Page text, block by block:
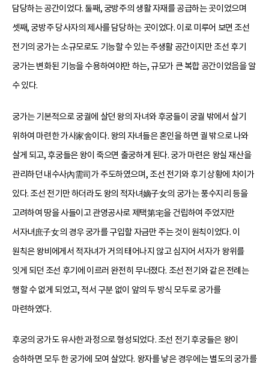
담당하는 공간이었다. 둘째, 궁방주의 생활 자재를 공급하는 곳이었으며
셋째, 궁방주 당사자의 제사를 담당하는 곳이었다. 이로 미루어 보면 조선
전기의 궁가는 소규모로도 기능할 수 있는 주생활 공간이지만 조선 후기
궁가는 변화된 기능을 수용하여야만 하는, 규모가 큰 복합 공간이었음을 알
수 있다.
궁가는 기본적으로 궁궐에 살던 왕의 자녀와 후궁들이 궁궐 밖에서 살기
위하여 마련한 가사家舍이다. 왕의 자녀들은 혼인을 하면 궐 밖으로 나와
살게 되고, 후궁들은 왕이 죽으면 출궁하게 된다. 궁가 마련은 왕실 재산을
관리하던 내수사內需司가 주도하였으며, 조선 전기와 후기 상황에 차이가
있다. 조선 전기만 하더라도 왕의 적자녀嫡子女의 궁가는 풍수지리 등을
고려하여 땅을 사들이고 관영공사로 제택第宅을 건립하여 주었지만
서자녀庶子女의 경우 궁가를 구입할 자금만 주는 것이 원칙이었다. 이
원칙은 왕비에게서 적자녀가 거의 태어나지 않고 심지어 서자가 왕위를
잇게 되던 조선 후기에 이르러 완전히 무너졌다. 조선 전기와 같은 전례는
행할 수 없게 되었고, 적서 구분 없이 앞의 두 방식 모두로 궁가를
마련하였다.
후궁의 궁가도 유사한 과정으로 형성되었다. 조선 전기 후궁들은 왕이
승하하면 모두 한 궁가에 모여 살았다. 왕자를 낳은 경우에는 별도의 궁가를